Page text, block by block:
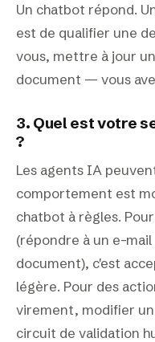
Un chatbot répond.
est de qualifier une
vous, mettre à jour
document — vous
3. Quel est votre
?
Les agents IA
comportement est
chatbot à règles.
(répondre à un e-
document), c'est
légère. Pour des
virement, modifier
circuit de validation